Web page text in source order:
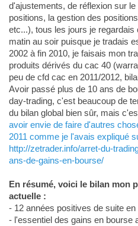
d'ajustements, de réflexion sur
positions, la gestion des
etc...), tous les jours je
matin au soir puisque je tradais
2002 à fin 2010, je faisais mon
produits dérivés du cac 40
peu de cfd cac en 2011/2012,
Avoir passé plus de 10 ans de
day-trading, c'est beaucoup de
du bilan global bien sûr, mais
avoir envie de faire d'autres
2011 comme je l'avais expliqué
http://zetrader.info/arret-du-
ans-de-gains-en-bourse/
En résumé, voici le bilan mon
actuelle :
- 12 années positives de suite
- l'essentiel des gains en bourse